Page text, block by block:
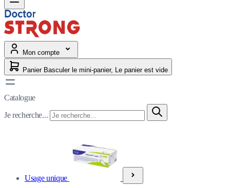
Mon compte
Panier Basculer le mini-panier, Le panier est vide
Catalogue
Je recherche...
Usage unique